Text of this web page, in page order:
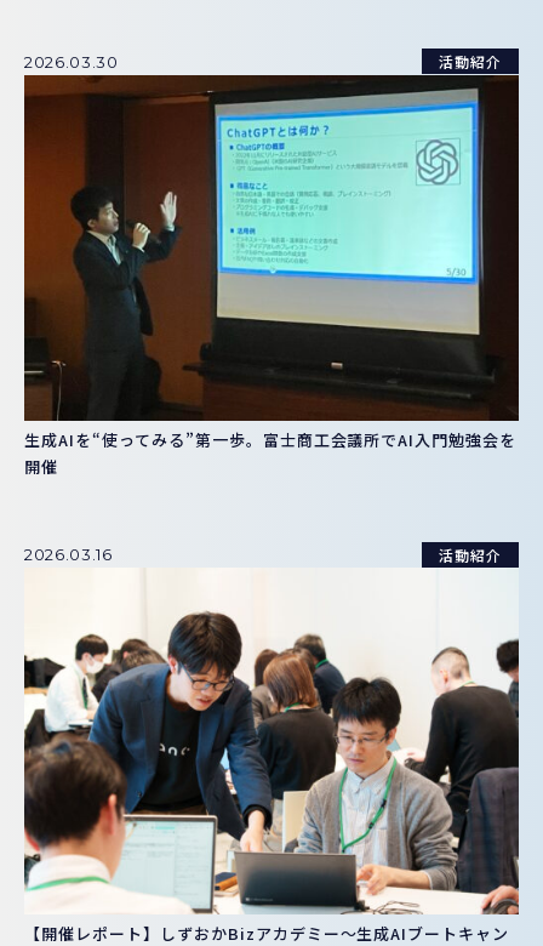
2026.03.30 活動紹介
生成AIを“使ってみる”第一歩。富士商工会議所でAI入門勉強会を
開催
2026.03.16 活動紹介
【開催レポート】しずおかBizアカデミー〜生成AIブートキャン